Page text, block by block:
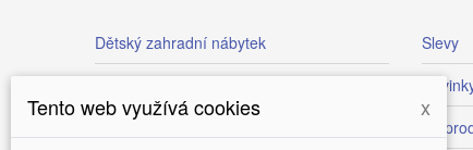
Dětský zahradní nábytek
Slevy
Tento web využívá cookies x